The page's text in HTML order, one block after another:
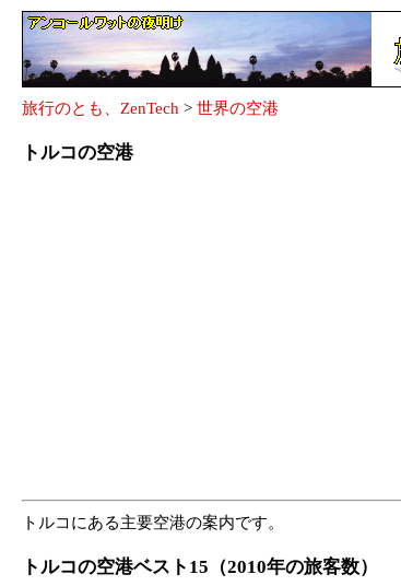
旅行のとも、ZenTech > 世界の空港
トルコの空港
トルコにある主要空港の案内です。
トルコの空港ベスト15（2010年の旅客数）